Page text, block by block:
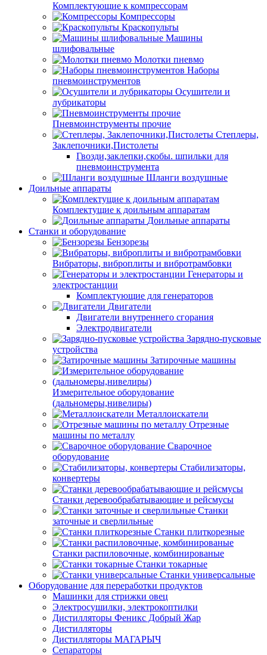
Комплектующие к компрессорам
Компрессоры
Краскопульты
Машины
шлифовальные
Молотки пневмо
Наборы
пневмоинструментов
Осушители и
лубрикаторы
Пневмоинструменты прочие
Степлеры,
Заклепочники,Пистолеты
Гвозди,заклепки,скобы. шпильки для
пневмоинструмента
Шланги воздушные
Доильные аппараты
Комплектущие к доильным аппаратам
Доильные аппараты
Станки и оборудование
Бензорезы
Вибраторы, виброплиты и вибротрамбовки
Генераторы и
электростанции
Комплектующие для генераторов
Двигатели
Двигатели внутреннего сгорания
Электродвигатели
Зарядно-пусковые
устройства
Затирочные машины
Измерительное оборудование
(дальномеры,нивелиры)
Металлоискатели
Отрезные
машины по металлу
Сварочное
оборудование
Стабилизаторы,
конвертеры
Станки деревообрабатывающие и рейсмусы
Станки
заточные и сверлильные
Станки плиткорезные
Станки распиловочные, комбинированые
Станки токарные
Станки универсальные
Оборудование для переработки продуктов
Машинки для стрижки овец
Электросушилки, электрокоптилки
Дистилляторы Феникс Добрый Жар
Дистилляторы
Дистилляторы МАГАРЫЧ
Сепараторы